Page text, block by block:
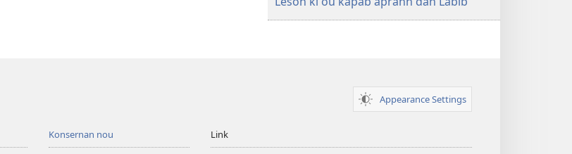
Appearance Settings
Konsernan nou Link